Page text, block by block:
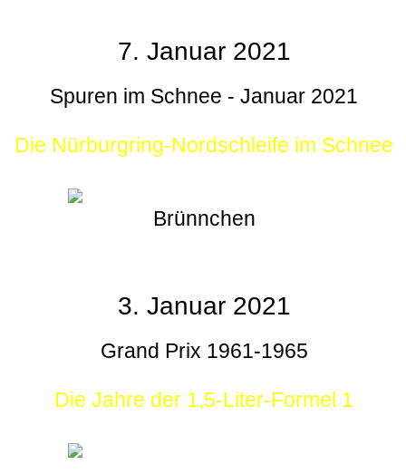
7. Januar 2021
Spuren im Schnee - Januar 2021
Die Nürburgring-Nordschleife im Schnee
Brünnchen
3. Januar 2021
Grand Prix 1961-1965
Die Jahre der 1,5-Liter-Formel 1